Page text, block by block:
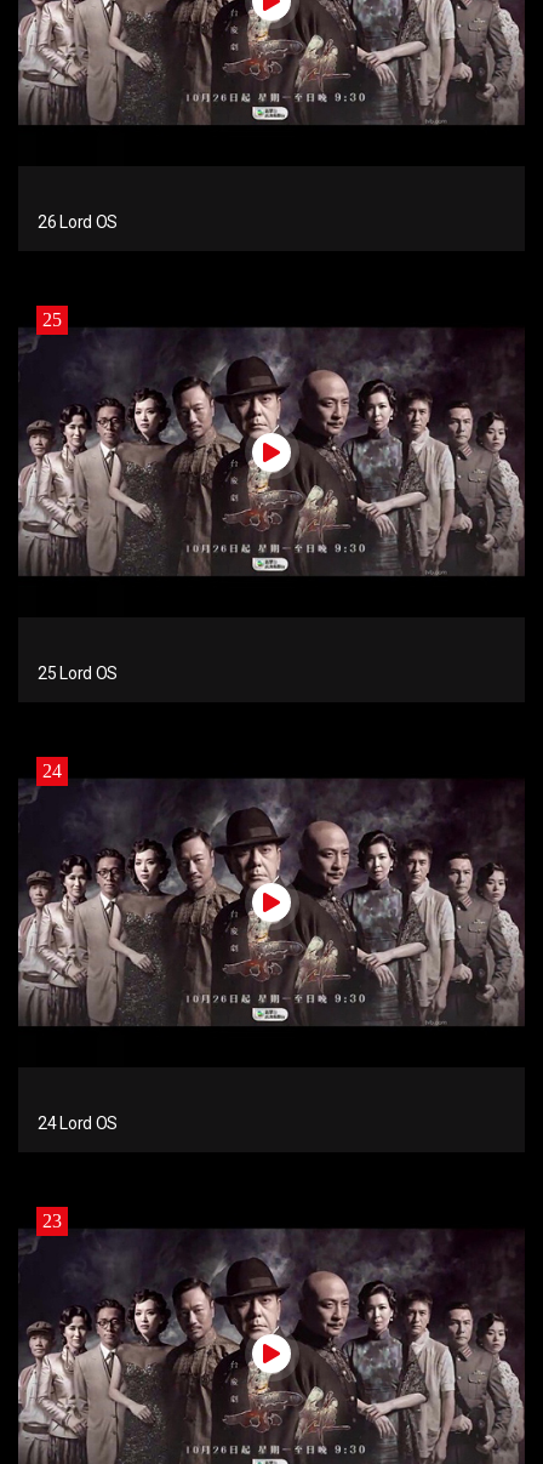
26 Lord OS
25
25 Lord OS
24
24 Lord OS
23